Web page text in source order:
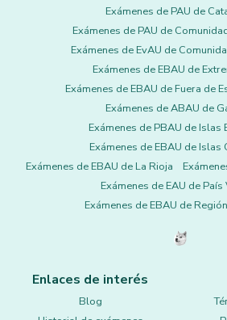
Exámenes de PAU de
Exámenes de PAU de
Exámenes de EvAU de
Exámenes de EBAU de
Exámenes de EBAU de Fuera de
Exámenes de ABAU de
Exámenes de PBAU de Islas
Exámenes de EBAU de Islas
Exámenes de EBAU de La Rioja
Exámenes de EAU de País
Exámenes de EBAU de
Enlaces de interés
Blog